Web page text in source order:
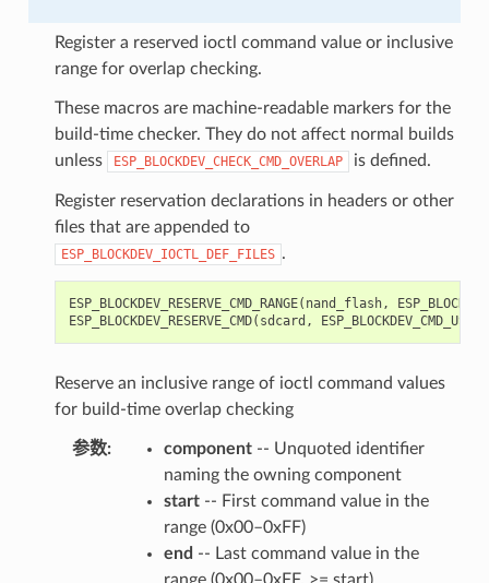
Register a reserved ioctl command value or inclusive
range for overlap checking.
These macros are machine-readable markers for the
build-time checker. They do not affect normal builds
unless
ESP_BLOCKDEV_CHECK_CMD_OVERLAP is defined.
Register reservation declarations in headers or other
files that are appended to
ESP_BLOCKDEV_IOCTL_DEF_FILES .
ESP_BLOCKDEV_RESERVE_CMD_RANGE( nand_flash,
ESP_BLOCKDEV_RESERVE_CMD( sdcard ,
Reserve an inclusive range of ioctl command values
for build-time overlap checking
参数: component-- Unquoted identifier
naming the owning component
start-- First command value in the
range (0x00–0xFF)
end -- Last command value in the